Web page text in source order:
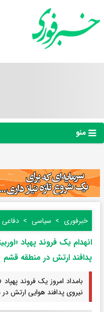
منو
خبرفوری سیاسی دفاعی
انهدام یک فروند پهپاد
پدافند ارتش در منطقه قشم
بامداد امروز یک فروند
نیروی پدافند هوایی ارتش